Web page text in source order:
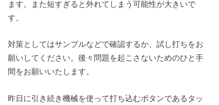
ます。また短すぎると外れてしまう可能性が大きいで
す。
対策としてはサンプルなどで確認するか、試し打ちをお
願いしてください。後々問題を起こさないためのひと手
間をお願いいたします。
昨日に引き続き機械を使って打ち込むボタンであるタッ